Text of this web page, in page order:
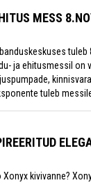
MESS
tuleb
ja ehitusmessil on
tuleb
Xonyx kivivanne?